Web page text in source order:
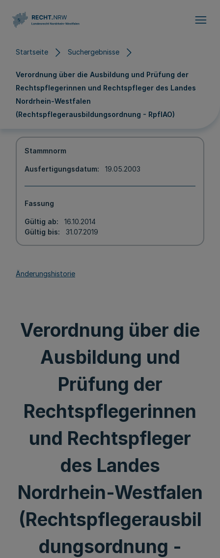
Startseite Suchergebnisse
Verordnung über die Ausbildung und Prüfung der
Rechtspflegerinnen und Rechtspfleger des Landes
Nordrhein-Westfalen
(Rechtspflegerausbildungsordnung - RpflAO)
Stammnorm
Ausfertigungsdatum 19.05.2003
Fassung
Gültig ab
16.10.2014
Gültig bis
31.07.2019
Änderungshistorie
Verordnung über die
Ausbildung und
Prüfung der
Rechtspflegerinnen
und Rechtspfleger
des Landes
Nordrhein-Westfalen
(Rechtspflegerausbil
dungsordnung -